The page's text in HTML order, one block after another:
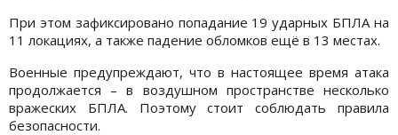
При этом зафиксировано попадание 19 ударных БПЛА на
11 локациях, а также падение обломков ещё в 13 местах.
Военные предупреждают, что в настоящее время атака
продолжается – в воздушном пространстве несколько
вражеских БПЛА. Поэтому стоит соблюдать правила
безопасности.